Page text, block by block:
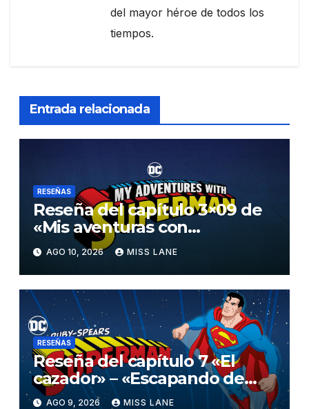
del mayor héroe de todos los
tiempos.
Entrada relacionada
RESEÑAS
Reseña del capítulo 3×09 de
«Mis aventuras con
Superman»
AGO 10, 2026 MISS LANE
RESEÑAS
Reseña del capítulo 7 «El
cazador» – «Escapando de
casa» de «Superman»
AGO 9, 2026 MISS LANE